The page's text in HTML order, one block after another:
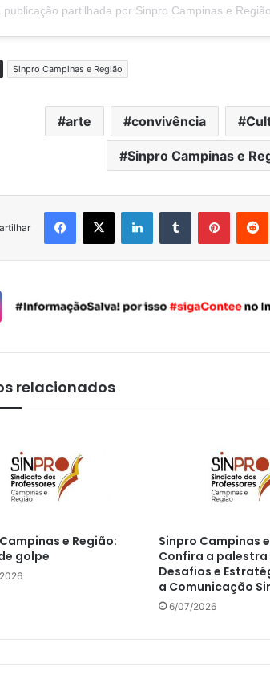
publicação partilhada por Sinpro Campinas e
Sinpro Campinas e Região
arte convivência
Sinpro Campinas e
relacionados
e Região:
golpe
Sinpro Campinas
Confira a palestra
Desafios e
a Comunicação
6/07/2026